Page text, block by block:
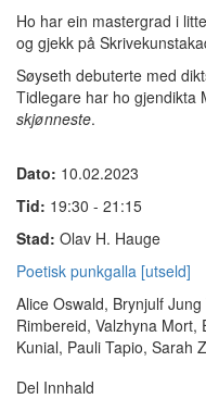
Ho har ein mastergrad i
og gjekk på
Søyseth debuterte med
Tidlegare har ho gjendikta
skjønneste.
Dato: 10.02.2023
Tid: 19:30 - 21:15
Stad: Olav H. Hauge
Poetisk punkgalla [utseld]
Alice Oswald, Brynjulf
Rimbereid, Valzhyna
Kunial, Pauli Tapio, Sarah
Del Innhald